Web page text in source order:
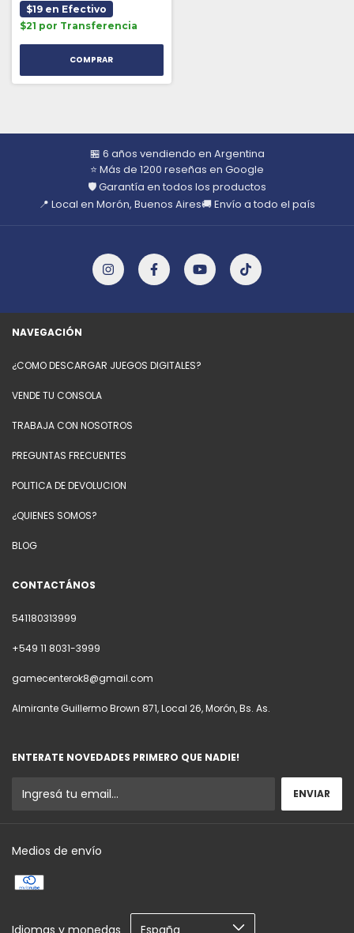
$19 en Efectivo
$21 por Transferencia
🏪 6 años vendiendo en Argentina
⭐ Más de 1200 reseñas en Google
🛡️ Garantía en todos los productos
📍 Local en Morón, Buenos Aires🚚 Envío a todo el país
NAVEGACIÓN
¿COMO DESCARGAR JUEGOS DIGITALES?
VENDE TU CONSOLA
TRABAJA CON NOSOTROS
PREGUNTAS FRECUENTES
POLITICA DE DEVOLUCION
¿QUIENES SOMOS?
BLOG
CONTACTÁNOS
541180313999
+549 11 8031-3999
gamecenterok8@gmail.com
Almirante Guillermo Brown 871, Local 26, Morón, Bs. As.
ENTERATE NOVEDADES PRIMERO QUE NADIE!
Medios de envío
Idiomas y monedas